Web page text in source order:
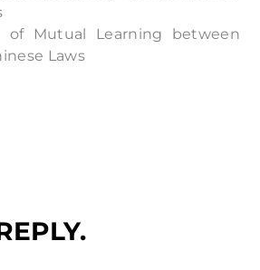
of Mutual Learning between
Laws